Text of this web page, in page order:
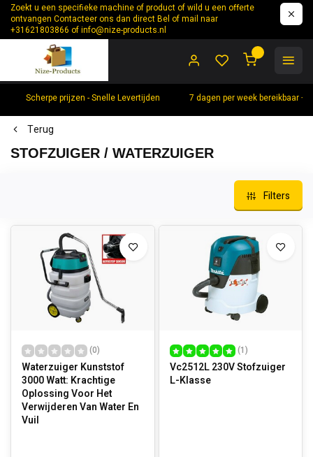
Zoekt u een specifieke machine of product of wild u een offerte
ontvangen Contacteer ons dan direct Bel of mail naar
+31621803866 ofinfo@nize-products.nl
Scherpe prijzen - Snelle Levertijden 7 dagen per week bereikbaar
Terug
STOFZUIGER / WATERZUIGER
Filters
(0)
Waterzuiger Kunststof
3000 Watt: Krachtige
Oplossing Voor Het
Verwijderen Van Water En
Vuil
(1)
Vc2512L 230V Stofzuiger
L-Klasse